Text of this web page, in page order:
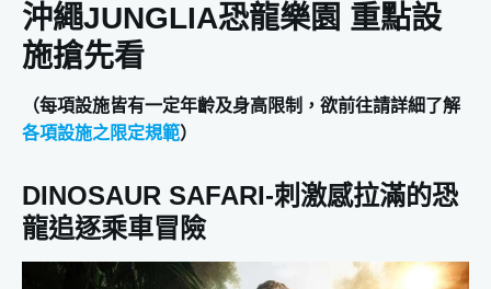
沖繩JUNGLIA恐龍樂園 重點設
施搶先看
（每項設施皆有一定年齡及身高限制，欲前往請詳細了解
各項設施之限定規範）
DINOSAUR SAFARI-刺激感拉滿的恐
龍追逐乘車冒險